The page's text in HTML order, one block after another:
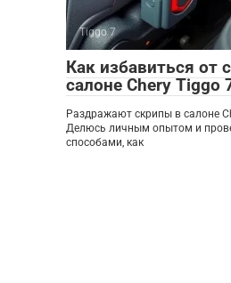
Tiggo 7
Как избавиться от
салоне Chery Tiggo
Раздражают скрипы в салоне
Делюсь личным опытом и
способами, как